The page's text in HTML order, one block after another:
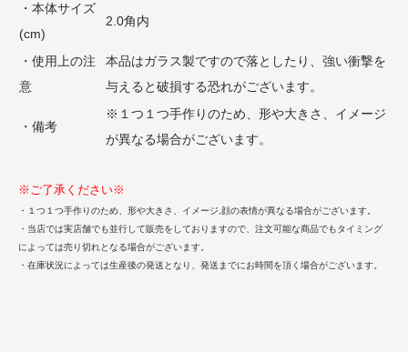
・本体サイズ
(cm)
2.0角内
・使用上の注
意
本品はガラス製ですので落としたり、強い衝撃を
与えると破損する恐れがございます。
・備考
※１つ１つ手作りのため、形や大きさ、イメージ
が異なる場合がございます。
※ご了承ください※
・１つ１つ手作りのため、形や大きさ、イメージ,顔の表情が異なる場合がございます。
・当店では実店舗でも並行して販売をしておりますので、注文可能な商品でもタイミング
によっては売り切れとなる場合がございます。
・在庫状況によっては生産後の発送となり、発送までにお時間を頂く場合がございます。